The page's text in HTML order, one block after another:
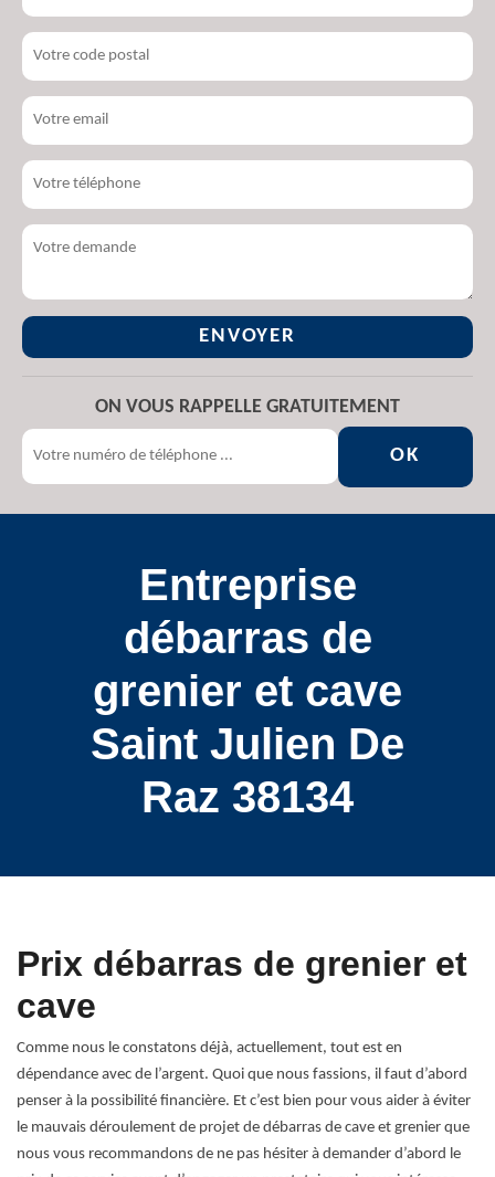
ON VOUS RAPPELLE GRATUITEMENT
Entreprise
débarras de
grenier et cave
Saint Julien De
Raz 38134
Prix débarras de grenier et
cave
Comme nous le constatons déjà, actuellement, tout est en
dépendance avec de l’argent. Quoi que nous fassions, il faut d’abord
penser à la possibilité financière. Et c’est bien pour vous aider à éviter
le mauvais déroulement de projet de débarras de cave et grenier que
nous vous recommandons de ne pas hésiter à demander d’abord le